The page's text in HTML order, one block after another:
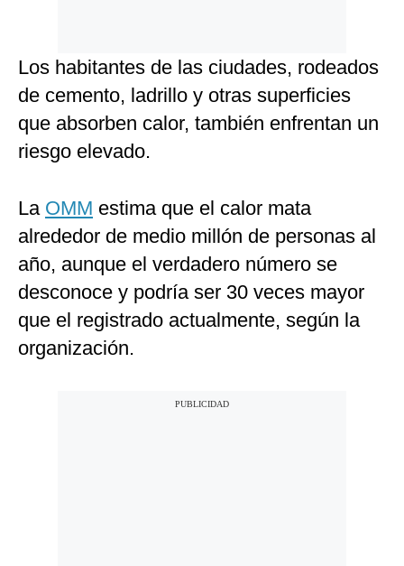
Los habitantes de las ciudades, rodeados
de cemento, ladrillo y otras superficies
que absorben calor, también enfrentan un
riesgo elevado.
La OMM estima que el calor mata
alrededor de medio millón de personas al
año, aunque el verdadero número se
desconoce y podría ser 30 veces mayor
que el registrado actualmente, según la
organización.